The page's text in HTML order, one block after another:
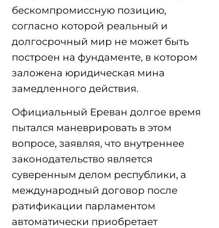
бескомпромиссную позицию,
согласно которой реальный и
долгосрочный мир не может быть
построен на фундаменте, в котором
заложена юридическая мина
замедленного действия.
Официальный Ереван долгое время
пытался маневрировать в этом
вопросе, заявляя, что внутреннее
законодательство является
суверенным делом республики, а
международный договор после
ратификации парламентом
автоматически приобретает